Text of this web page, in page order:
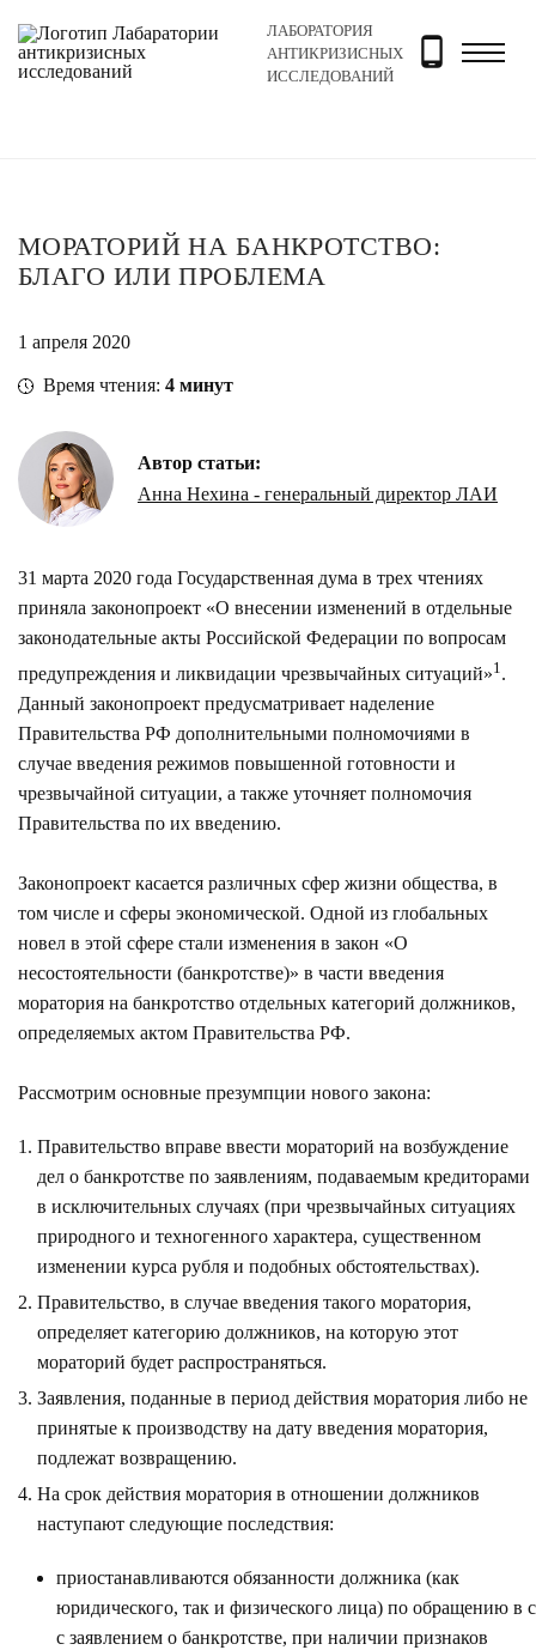
ЛАБОРАТОРИЯ
АНТИКРИЗИСНЫХ
ИССЛЕДОВАНИЙ
Главная Новости и блог Блог Мораторий на
МОРАТОРИЙ НА БАНКРОТСТВО:
БЛАГО ИЛИ ПРОБЛЕМА
1 апреля 2020
Время чтения: 4 минут
Автор статьи:
Анна Нехина - генеральный директор ЛАИ
31 марта 2020 года Государственная дума в трех чтениях
приняла законопроект «О внесении изменений в отдельные
законодательные акты Российской Федерации по вопросам
предупреждения и ликвидации чрезвычайных ситуаций»1.
Данный законопроект предусматривает наделение
Правительства РФ дополнительными полномочиями в
случае введения режимов повышенной готовности и
чрезвычайной ситуации, а также уточняет полномочия
Правительства по их введению.
Законопроект касается различных сфер жизни общества, в
том числе и сферы экономической. Одной из глобальных
новел в этой сфере стали изменения в закон «О
несостоятельности (банкротстве)» в части введения
моратория на банкротство отдельных категорий должников,
определяемых актом Правительства РФ.
Рассмотрим основные презумпции нового закона:
Правительство вправе ввести мораторий на возбуждение
дел о банкротстве по заявлениям, подаваемым кредиторами
в исключительных случаях (при чрезвычайных ситуациях
природного и техногенного характера, существенном
изменении курса рубля и подобных обстоятельствах).
Правительство, в случае введения такого моратория,
определяет категорию должников, на которую этот
мораторий будет распространяться.
Заявления, поданные в период действия моратория либо не
принятые к производству на дату введения моратория,
подлежат возвращению.
На срок действия моратория в отношении должников
наступают следующие последствия:
приостанавливаются обязанности должника (как
юридического, так и физического лица) по обращению в
с заявлением о банкротстве, при наличии признаков